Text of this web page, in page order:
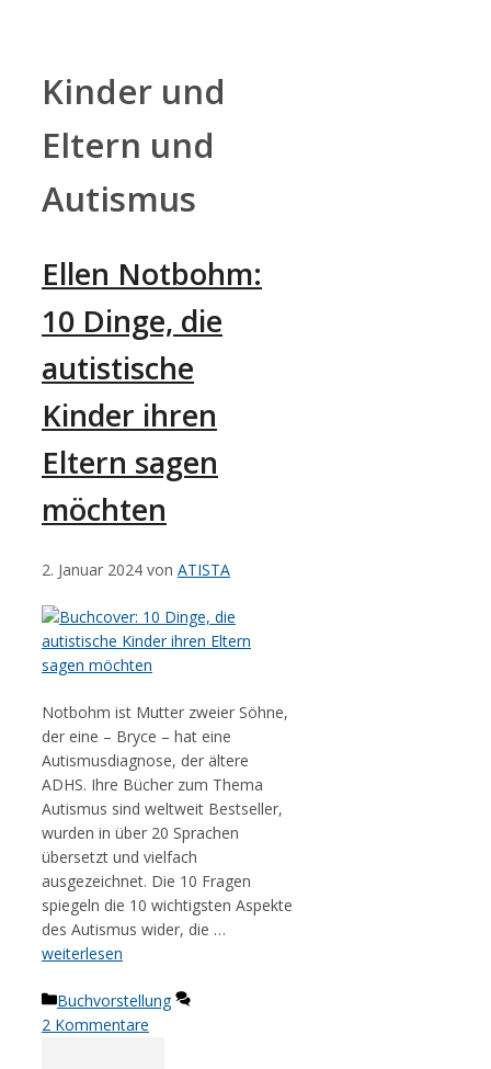
Kinder und
Eltern und
Autismus
Ellen Notbohm:
10 Dinge, die
autistische
Kinder ihren
Eltern sagen
möchten
2. Januar 2024 von ATISTA
Notbohm ist Mutter zweier Söhne,
der eine – Bryce – hat eine
Autismusdiagnose, der ältere
ADHS. Ihre Bücher zum Thema
Autismus sind weltweit Bestseller,
wurden in über 20 Sprachen
übersetzt und vielfach
ausgezeichnet. Die 10 Fragen
spiegeln die 10 wichtigsten Aspekte
des Autismus wider, die …
weiterlesen
Kategorien
Buchvorstellung
2 Kommentare